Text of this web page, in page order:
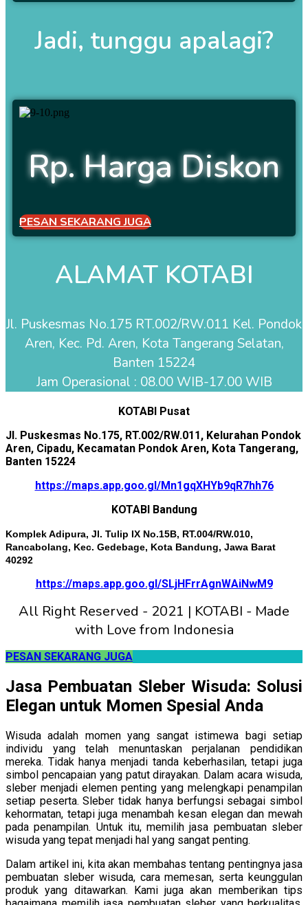
Jadi, tunggu apalagi?
Rp. Harga Diskon
PESAN SEKARANG JUGA
ALAMAT KOTABI
Jl. Puskesmas No.175 RT.002/RW.011 Kel. Pondok
Aren, Kec. Pd. Aren, Kota Tangerang Selatan,
Banten 15224
Jam Operasional : 08.00 WIB-17.00 WIB
KOTABI Pusat
Jl. Puskesmas No.175, RT.002/RW.011, Kelurahan Pondok
Aren, Cipadu, Kecamatan Pondok Aren, Kota Tangerang,
Banten 15224
https://maps.app.goo.gl/Mn1gqXHYb9qR7hh76
KOTABI Bandung
Komplek Adipura, Jl. Tulip IX No.15B, RT.004/RW.010,
Rancabolang, Kec. Gedebage, Kota Bandung, Jawa Barat
40292
https://maps.app.goo.gl/SLjHFrrAgnWAiNwM9
All Right Reserved - 2021 | KOTABI - Made
with Love from Indonesia
PESAN SEKARANG JUGA
Jasa Pembuatan Sleber Wisuda: Solusi
Elegan untuk Momen Spesial Anda
Wisuda adalah momen yang sangat istimewa bagi setiap
individu yang telah menuntaskan perjalanan pendidikan
mereka. Tidak hanya menjadi tanda keberhasilan, tetapi juga
simbol pencapaian yang patut dirayakan. Dalam acara wisuda,
sleber menjadi elemen penting yang melengkapi penampilan
setiap peserta. Sleber tidak hanya berfungsi sebagai simbol
kehormatan, tetapi juga menambah kesan elegan dan mewah
pada penampilan. Untuk itu, memilih jasa pembuatan sleber
wisuda yang tepat menjadi hal yang sangat penting.
Dalam artikel ini, kita akan membahas tentang pentingnya jasa
pembuatan sleber wisuda, cara memesan, serta keunggulan
produk yang ditawarkan. Kami juga akan memberikan tips